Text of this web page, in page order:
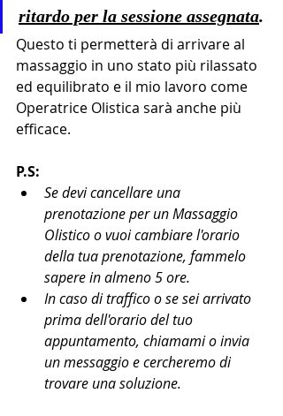
ritardo per la sessione assegnata.
Questo ti permetterà di arrivare al
massaggio in uno stato più rilassato
ed equilibrato e il mio lavoro come
Operatrice Olistica sarà anche più
efficace.
P.S:
Se devi cancellare una
prenotazione per un Massaggio
Olistico o vuoi cambiare l'orario
della tua prenotazione, fammelo
sapere in almeno 5 ore.
In caso di traffico o se sei arrivato
prima dell'orario del tuo
appuntamento, chiamami o invia
un messaggio e cercheremo di
trovare una soluzione.